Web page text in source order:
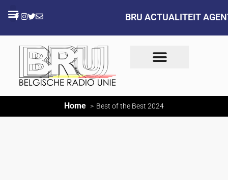
BRU ACTUALITEIT
Home Best of the Best 2024